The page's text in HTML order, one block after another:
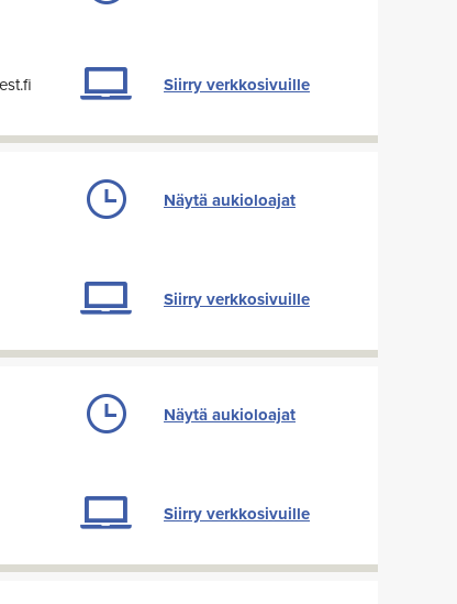
Siirry verkkosivuille
Näytä aukioloajat
Siirry verkkosivuille
Näytä aukioloajat
Siirry verkkosivuille